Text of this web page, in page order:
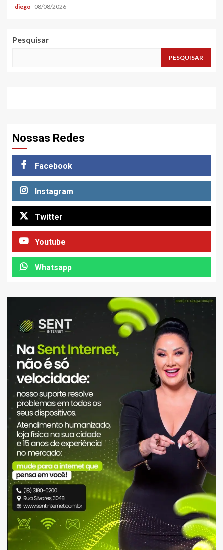
diego 08/08/2026
Pesquisar
PESQUISAR
Nossas Redes
Facebook
Instagram
Twitter
Youtube
Whatsapp